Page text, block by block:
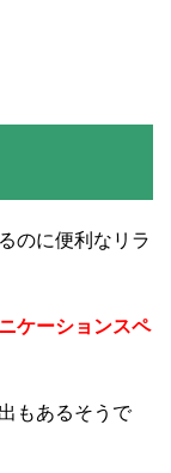
のに便利なリラ
ケーションスペ
もあるそうで